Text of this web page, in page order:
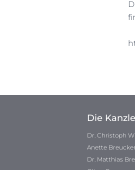
Die
Dr. Christoph
Anette Breucker
Dr. Matthias